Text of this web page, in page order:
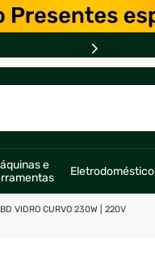
e
VIDRO CURVO 230W | 220V